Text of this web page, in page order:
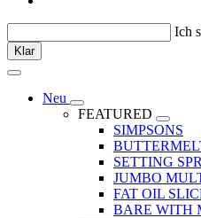
Ich
Klar
Neu
FEATURED
SIMPSONS
SETTING
JUMBO
FAT OIL
BARE WITH